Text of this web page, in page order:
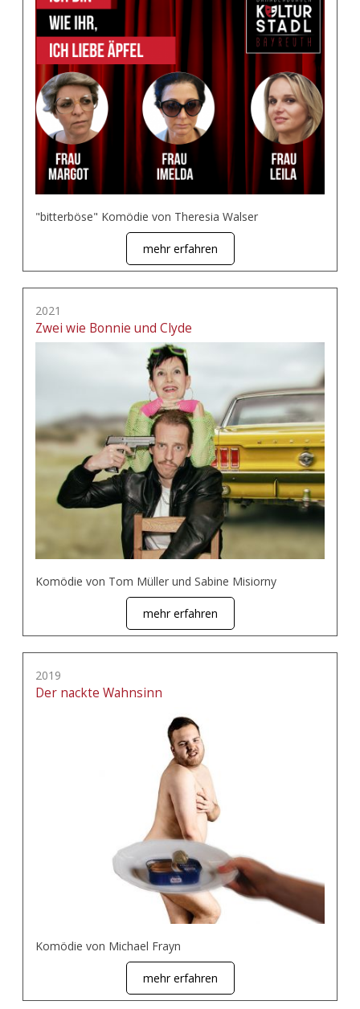
"bitterböse" Komödie von Theresia Walser
mehr erfahren
2021
Zwei wie Bonnie und Clyde
Komödie von Tom Müller und Sabine Misiorny
mehr erfahren
2019
Der nackte Wahnsinn
Komödie von Michael Frayn
mehr erfahren